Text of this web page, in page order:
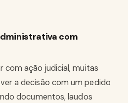
com
com ação judicial, muitas
a decisão com um pedido
documentos, laudos